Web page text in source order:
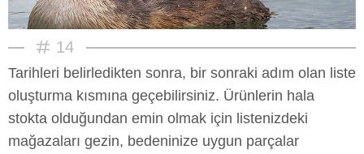
14
Tarihleri belirledikten sonra, bir sonraki adım olan liste
oluşturma kısmına geçebilirsiniz. Ürünlerin hala
stokta olduğundan emin olmak için listenizdeki
mağazaları gezin, bedeninize uygun parçalar